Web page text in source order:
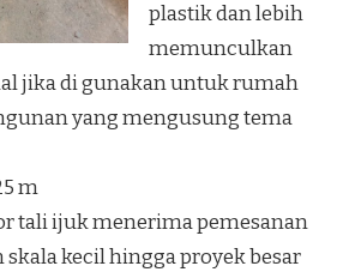
plastik dan lebih
memunculkan
jika di gunakan untuk rumah
yang mengusung tema
m
tali ijuk menerima pemesanan
kecil hingga proyek besar